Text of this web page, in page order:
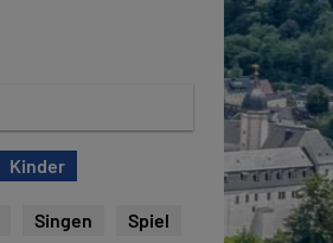
Kinder
Singen Spiel